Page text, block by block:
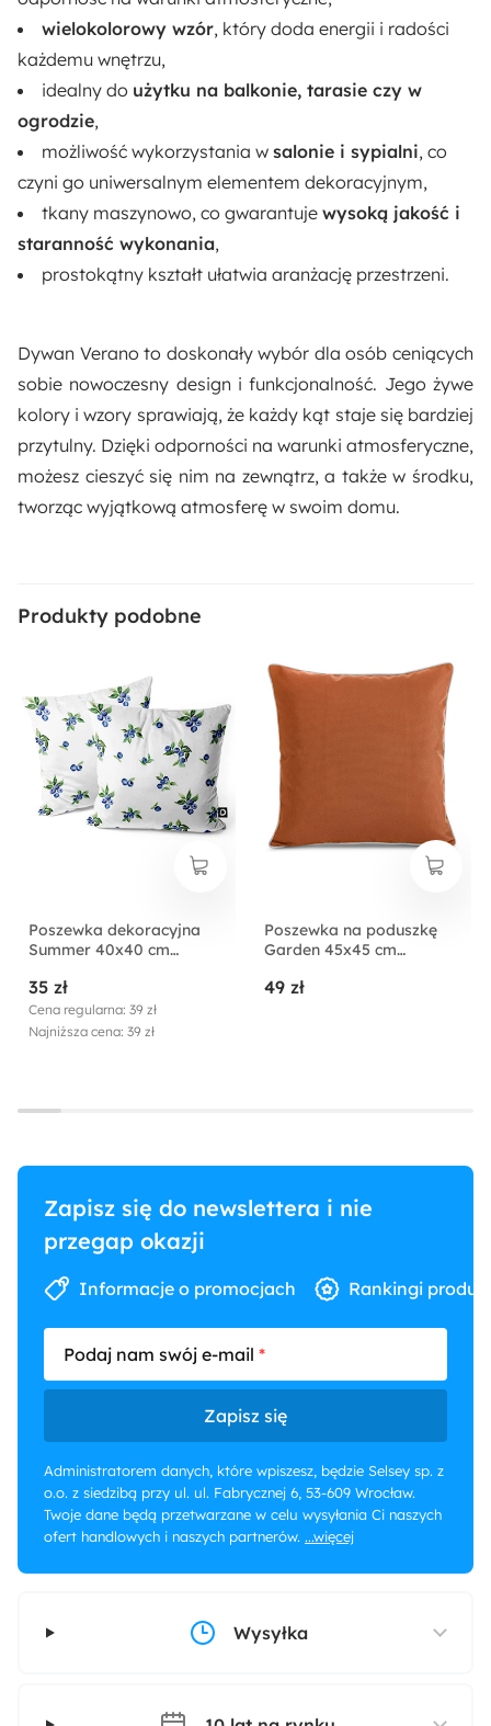
wielokolorowy wzór, który doda energii i radości
każdemu wnętrzu,
idealny do użytku na balkonie, tarasie czy w
ogrodzie,
możliwość wykorzystania w salonie i sypialni, co
czyni go uniwersalnym elementem dekoracyjnym,
tkany maszynowo, co gwarantuje wysoką jakość i
staranność wykonania,
prostokątny kształt ułatwia aranżację przestrzeni.
Dywan Verano to doskonały wybór dla osób ceniących
sobie nowoczesny design i funkcjonalność. Jego żywe
kolory i wzory sprawiają, że każdy kąt staje się bardziej
przytulny. Dzięki odporności na warunki atmosferyczne,
możesz cieszyć się nim na zewnątrz, a także w środku,
tworząc wyjątkową atmosferę w swoim domu.
Produkty podobne
Poszewka dekoracyjna
Summer 40x40 cm
35 zł
Cena regularna: 39 zł
Najniższa cena: 39 zł
Poszewka na poduszkę
Garden 45x45 cm
pomarańczowa
49 zł
Zapisz się do newslettera i nie
przegap okazji
Informacje o promocjach Rankingi
Podaj nam swój e-mail
Zapisz się
Administratorem danych, które wpiszesz, będzie Selsey sp. z
o.o. z siedzibą przy ul. ul. Fabrycznej 6, 53-609 Wrocław.
Twoje dane będą przetwarzane w celu wysyłania Ci naszych
ofert handlowych i naszych partnerów. ...więcej
Wysyłka